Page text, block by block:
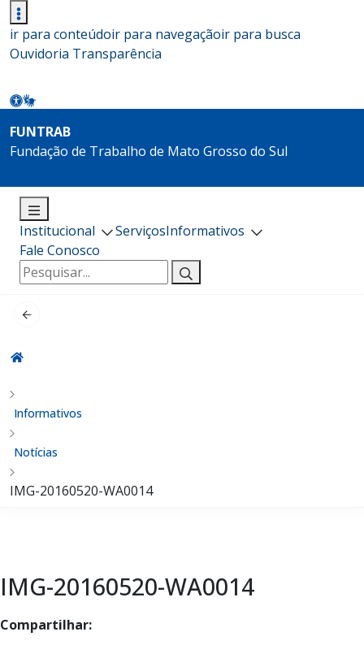
ir para conteúdoir para navegaçãoir para busca
Ouvidoria Transparência
FUNTRAB
Fundação de Trabalho de Mato Grosso do Sul
Institucional ServiçosInformativos
Fale Conosco
Pesquisar
por:
Informativos
Notícias
IMG-20160520-WA0014
IMG-20160520-WA0014
Compartilhar: